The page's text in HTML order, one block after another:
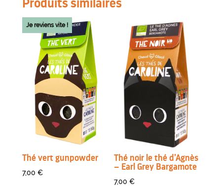
Je reviens vite !
Thé vert gunpowder
7,00 €
Thé noir le thé d’Agnès
– Earl Grey Bargamote
7,00€